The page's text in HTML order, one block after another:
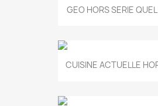
GEO HORS SERIE
CUISINE ACTUELLE